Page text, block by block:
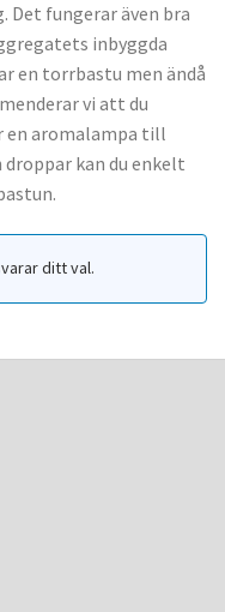
Det fungerar även bra
inbyggda
en torrbastu men ändå
vi att du
en aromalampa till
kan du enkelt
ditt val.